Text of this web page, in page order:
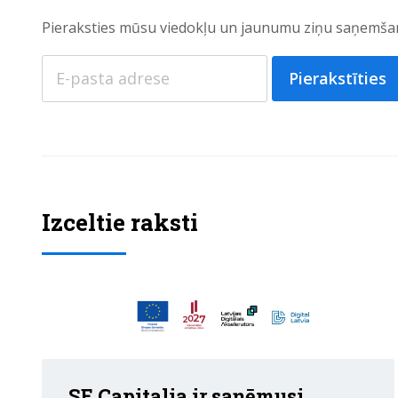
Pieraksties mūsu viedokļu un jaunumu ziņu
Pierakstīties
Izceltie raksti